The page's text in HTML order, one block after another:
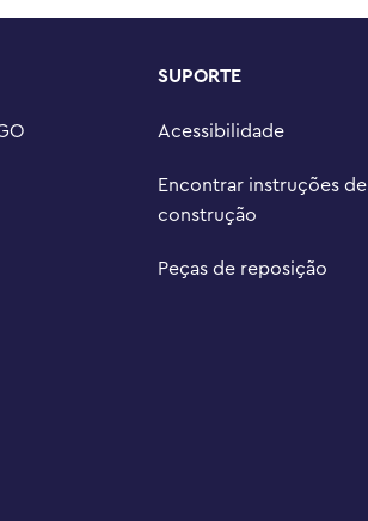
Confira mais brinquedos divertidos
medindo mais de 8 cm de altura, 16
SUPORTE
Acessibilidade
Encontrar instruções de
construção
Peças de reposição